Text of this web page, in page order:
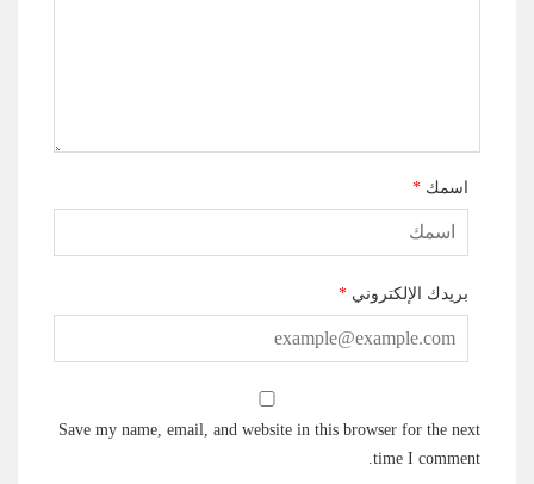
اسمك *
بريدك الإلكتروني *
Save my name, email, and website in this browser for the next
time I comment.